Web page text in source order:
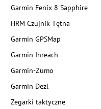
Garmin Fenix 8 Sapphire
HRM Czujnik Tętna
Garmin GPSMap
Garmin Inreach
Garmin-Zumo
Garmin Dezl
Zegarki taktyczne